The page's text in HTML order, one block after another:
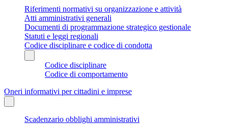
Riferimenti normativi su organizzazione e attività
Atti amministrativi generali
Documenti di programmazione strategico gestionale
Statuti e leggi regionali
Codice disciplinare e codice di condotta
Codice disciplinare
Codice di comportamento
Oneri informativi per cittadini e imprese
Scadenzario obblighi amministrativi